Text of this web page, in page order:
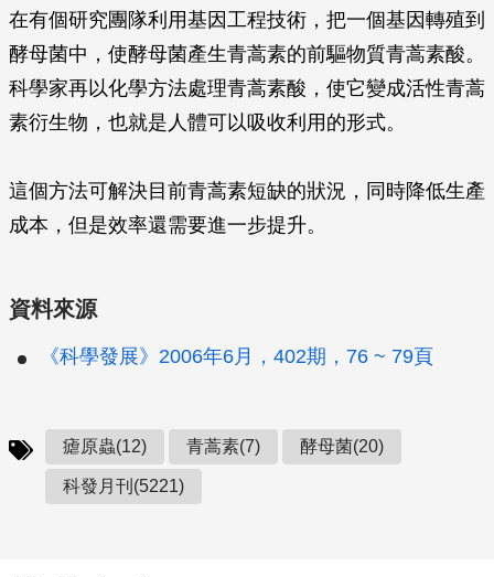
在有個研究團隊利用基因工程技術，把一個基因轉殖到
酵母菌中，使酵母菌產生青蒿素的前驅物質青蒿素酸。
科學家再以化學方法處理青蒿素酸，使它變成活性青蒿
素衍生物，也就是人體可以吸收利用的形式。
這個方法可解決目前青蒿素短缺的狀況，同時降低生產
成本，但是效率還需要進一步提升。
資料來源
《科學發展》2006年6月，402期，76 ~ 79頁
瘧原蟲(12) 青蒿素(7) 酵母菌(20)
科發月刊(5221)